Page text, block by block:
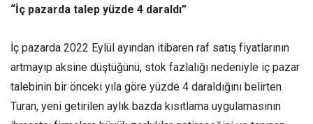
“İç pazarda talep yüzde 4 daraldı”
İç pazarda 2022 Eylül ayından itibaren raf satış fiyatlarının
artmayıp aksine düştüğünü, stok fazlalığı nedeniyle iç pazar
talebinin bir önceki yıla göre yüzde 4 daraldığını belirten
Turan, yeni getirilen aylık bazda kısıtlama uygulamasının